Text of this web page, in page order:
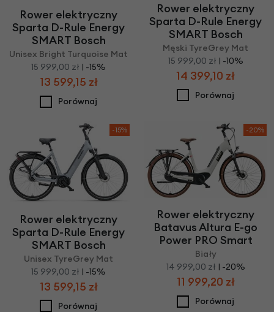
Rower elektryczny
Sparta D-Rule Energy
SMART Bosch
Unisex Bright Turquoise Mat
15 999,00 zł | -15%
13 599,15 zł
Porównaj
Rower elektryczny
Sparta D-Rule Energy
SMART Bosch
Męski TyreGrey Mat
15 999,00 zł | -10%
14 399,10 zł
Porównaj
-15%
Rower elektryczny
Sparta D-Rule Energy
SMART Bosch
Unisex TyreGrey Mat
15 999,00 zł | -15%
13 599,15 zł
Porównaj
-20%
Rower elektryczny
Batavus Altura E-go
Power PRO Smart
Biały
14 999,00 zł | -20%
11 999,20 zł
Porównaj